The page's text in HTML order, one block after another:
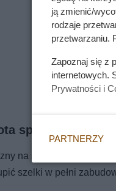
spacerowania na
na spacerze, trzeba
szelki w pełni
ją zmienić/
rodzaje
przetwarzaniu.
Zapoznaj się z
internetowych.
Prywatności i
PARTNERZY